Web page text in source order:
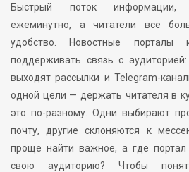
Быстрый поток информации,
ежеминутно, а читатели все
удобство. Новостные
поддерживать связь с
выходят рассылки и Telegram-
одной цели — держать читателя в
это по-разному. Одни выбирают
почту, другие склоняются к
проще найти важное, а где
свою аудиторию? Чтобы